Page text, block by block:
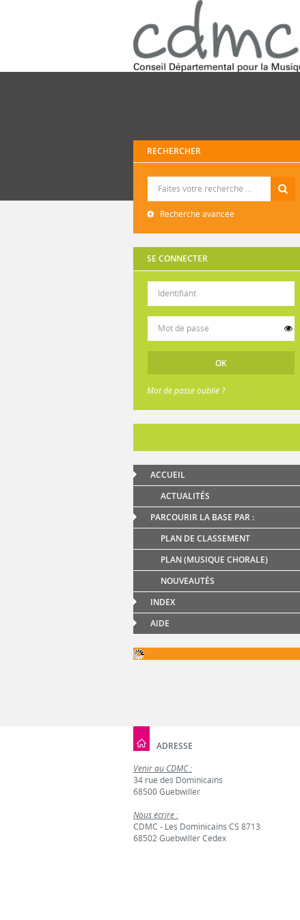
RECHERCHER
Recherche avancée
SE CONNECTER
Mot de passe oublié ?
ACCUEIL
ACTUALITÉS
PARCOURIR LA BASE PAR :
PLAN DE CLASSEMENT
PLAN (MUSIQUE CHORALE)
NOUVEAUTÉS
INDEX
AIDE
ADRESSE
Venir au CDMC :
34 rue des Dominicains
68500 Guebwiller
Nous écrire :
CDMC - Les Dominicains CS 8713
68502 Guebwiller Cedex